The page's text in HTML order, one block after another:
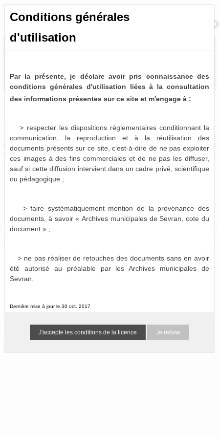
Bulletins et journaux municipaux de Sevran
Sources historiques précieuses, les bulletins et journaux municipaux de Sevran
sont désormais partiellement disponibles à la consultation virtuelle. Pour le
moment, seules les périodes 1963-1975, 1986-1987 et 1996-2001 sont
actuellement numérisées et consultables en ligne, le reste devant être mis à
disposition dans les mois qui viennent.
Bulletins et journaux municipaux de Sevran
Aucun document ne correspond aux termes de recherche
spécifiés :
Essayez d'autres mots.
Spécifiez un moins grand nombre de mots.
Conditions générales
d'utilisation
Par la présente, je déclare avoir pris connaissance des
conditions générales d'utilisation liées à la consultation
des informations présentes sur ce site et m'engage à :
> respecter les dispositions réglementaires conditionnant la
communication, la reproduction et à la réutilisation des
documents présents sur ce site, c'est-à-dire de ne pas exploiter
ces images à des fins commerciales et de ne pas les diffuser,
sauf si cette diffusion intervient dans un cadre privé, scientifique
ou pédagogique ;
> faire systématiquement mention de la provenance des
documents, à savoir « Archives municipales de Sevran, cote du
document » ;
> ne pas réaliser de retouches des documents sans en avoir
été autorisé au préalable par les Archives municipales de
Sevran.
Dernière mise à jour le 30 oct. 2017
Je refuse